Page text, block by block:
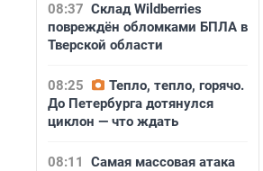
08:37 Склад Wildberries
повреждён обломками БПЛА в
Тверской области
08:25
Тепло, тепло, горячо.
До Петербурга дотянулся
циклон — что ждать
08:11
Самая массовая атака